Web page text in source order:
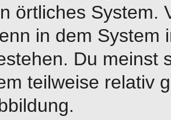
örtliches System.
in dem System
Du meinst
teilweise relativ